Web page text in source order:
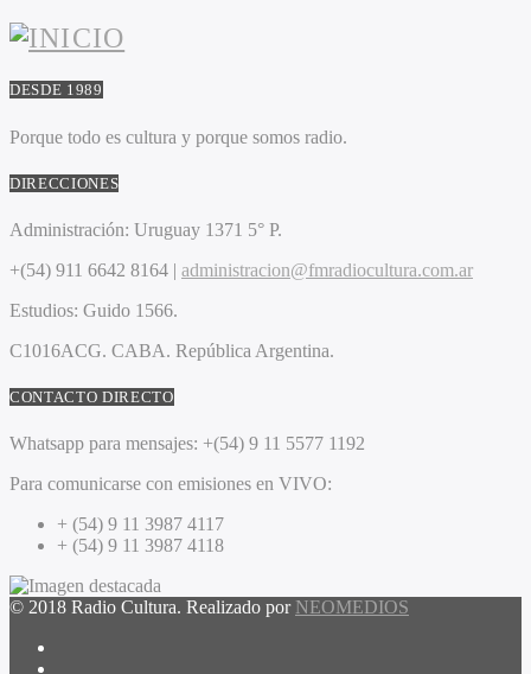
DESDE 1989
Porque todo es cultura y porque somos radio.
DIRECCIONES
Administración: Uruguay 1371 5° P.
+(54) 911 6642 8164 | administracion@fmradiocultura.com.ar
Estudios: Guido 1566.
C1016ACG. CABA. República Argentina.
CONTACTO DIRECTO
Whatsapp para mensajes: +(54) 9 11 5577 1192
Para comunicarse con emisiones en VIVO:
+ (54) 9 11 3987 4117
+ (54) 9 11 3987 4118
© 2018 Radio Cultura. Realizado por NEOMEDIOS